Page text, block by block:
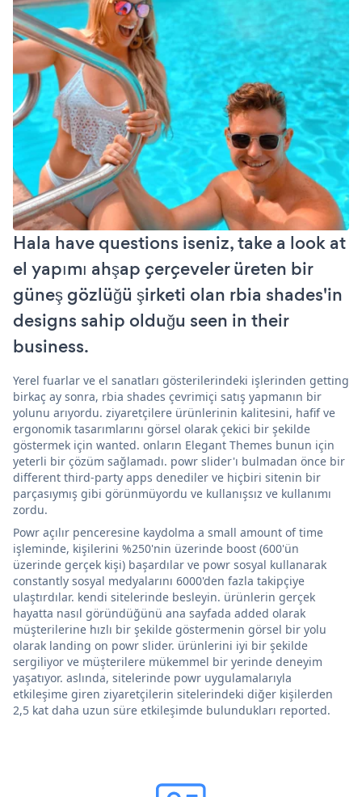
Hala have questions iseniz, take a look at
el yapımı ahşap çerçeveler üreten bir
güneş gözlüğü şirketi olan rbia shades'in
designs sahip olduğu seen in their
business.
Yerel fuarlar ve el sanatları gösterilerindeki işlerinden getting
birkaç ay sonra, rbia shades çevrimiçi satış yapmanın bir
yolunu arıyordu. ziyaretçilere ürünlerinin kalitesini, hafif ve
ergonomik tasarımlarını görsel olarak çekici bir şekilde
göstermek için wanted. onların Elegant Themes bunun için
yeterli bir çözüm sağlamadı. powr slider'ı bulmadan önce bir
different third-party apps denediler ve hiçbiri sitenin bir
parçasıymış gibi görünmüyordu ve kullanışsız ve kullanımı
zordu.
Powr açılır penceresine kaydolma a small amount of time
işleminde, kişilerini %250'nin üzerinde boost (600'ün
üzerinde gerçek kişi) başardılar ve powr sosyal kullanarak
constantly sosyal medyalarını 6000'den fazla takipçiye
ulaştırdılar. kendi sitelerinde besleyin. ürünlerin gerçek
hayatta nasıl göründüğünü ana sayfada added olarak
müşterilerine hızlı bir şekilde göstermenin görsel bir yolu
olarak landing on powr slider. ürünlerini iyi bir şekilde
sergiliyor ve müşterilere mükemmel bir yerinde deneyim
yaşatıyor. aslında, sitelerinde powr uygulamalarıyla
etkileşime giren ziyaretçilerin sitelerindeki diğer kişilerden
2,5 kat daha uzun süre etkileşimde bulundukları reported.